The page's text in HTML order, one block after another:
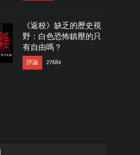
《返校》缺乏的歷史視
野：白色恐怖鎮壓的只
有自由嗎？
評論 27684